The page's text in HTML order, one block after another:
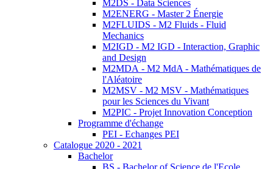
M2DS - Data Sciences
M2ENERG - Master 2 Énergie
M2FLUIDS - M2 Fluids - Fluid
Mechanics
M2IGD - M2 IGD - Interaction, Graphic
and Design
M2MDA - M2 MdA - Mathématiques de
l'Aléatoire
M2MSV - M2 MSV - Mathématiques
pour les Sciences du Vivant
M2PIC - Projet Innovation Conception
Programme d'échange
PEI - Echanges PEI
Catalogue 2020 - 2021
Bachelor
BS - Bachelor of Science de l'Ecole